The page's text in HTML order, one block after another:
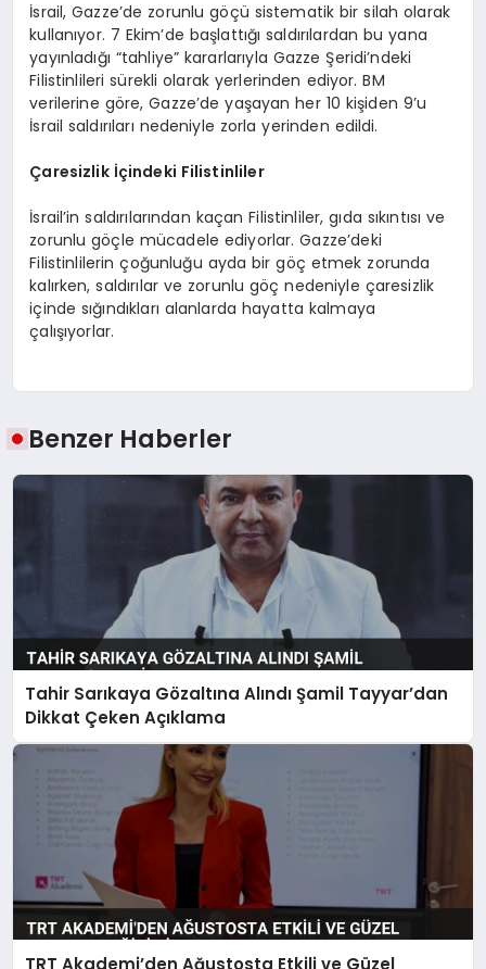
İsrail, Gazze’de zorunlu göçü sistematik bir silah olarak
kullanıyor. 7 Ekim’de başlattığı saldırılardan bu yana
yayınladığı “tahliye” kararlarıyla Gazze Şeridi’ndeki
Filistinlileri sürekli olarak yerlerinden ediyor. BM
verilerine göre, Gazze’de yaşayan her 10 kişiden 9’u
İsrail saldırıları nedeniyle zorla yerinden edildi.
Çaresizlik İçindeki Filistinliler
İsrail’in saldırılarından kaçan Filistinliler, gıda sıkıntısı ve
zorunlu göçle mücadele ediyorlar. Gazze’deki
Filistinlilerin çoğunluğu ayda bir göç etmek zorunda
kalırken, saldırılar ve zorunlu göç nedeniyle çaresizlik
içinde sığındıkları alanlarda hayatta kalmaya
çalışıyorlar.
Benzer Haberler
Tahir Sarıkaya Gözaltına Alındı Şamil Tayyar’dan
Dikkat Çeken Açıklama
TRT Akademi’den Ağustosta Etkili ve Güzel